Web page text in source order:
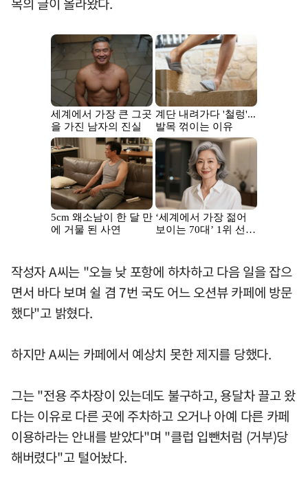
작성자 A씨는 "오늘 낮 포항에 하차하고 다음 일을 잡으
면서 바다 보며 쉴 겸 7번 국도 어느 오션뷰 카페에 방문
했다"고 밝혔다.
하지만 A씨는 카페에서 예상치 못한 제지를 당했다.
그는 "전용 주차장이 있는데도 불구하고, 용달차 끌고 왔
다는 이유로 다른 곳에 주차하고 오거나 아예 다른 카페
이용하라는 안내를 받았다"며 "클럽 입뺀처럼 (거부)당
해버렸다"고 털어놨다.